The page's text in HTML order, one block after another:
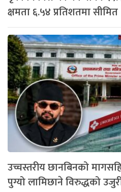
क्षमता ६.५४ प्रतिशतमा सीमित
उच्चस्तरीय छानबिनको
पुग्यो लामिछाने विरुद्धको